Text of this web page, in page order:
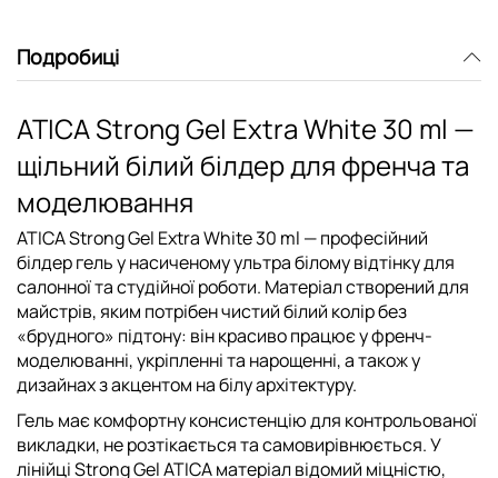
Подробиці
ATICA Strong Gel Extra White 30 ml —
щільний білий білдер для френча та
моделювання
ATICA Strong Gel Extra White 30 ml — професійний
білдер гель у насиченому ультра білому відтінку для
салонної та студійної роботи. Матеріал створений для
майстрів, яким потрібен чистий білий колір без
«брудного» підтону: він красиво працює у френч-
моделюванні, укріпленні та нарощенні, а також у
дизайнах з акцентом на білу архітектуру.
Гель має комфортну консистенцію для контрольованої
викладки, не розтікається та самовирівнюється. У
лінійці Strong Gel ATICA матеріал відомий міцністю,